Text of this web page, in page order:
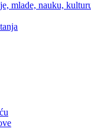
uređenje i
mlade, nauku,